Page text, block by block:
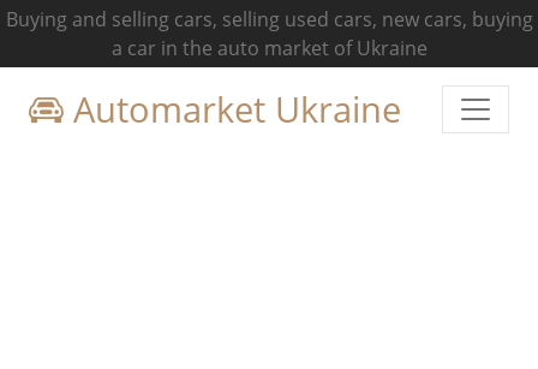
Buying and selling cars, selling used cars, new cars, buying
a car in the auto market of Ukraine
Automarket Ukraine